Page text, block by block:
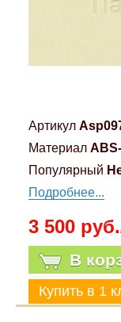
Артикул
Материал
Популярный
Подробнее...
3 500
В
Hyundai
Kia
Lada
Lexus
Mazda
Эмали
Грунтовки,
Магнитные